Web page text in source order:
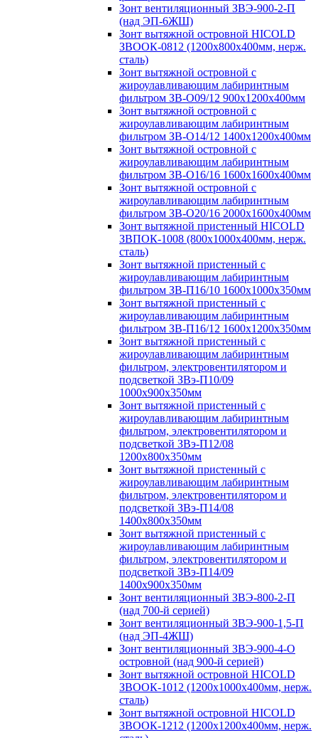
Зонт вентиляционный ЗВЭ-900-2-П
(над ЭП-6ЖШ)
Зонт вытяжной островной HICOLD
ЗВООК-0812 (1200х800x400мм, нерж.
сталь)
Зонт вытяжной островной с
жироулавливающим лабиринтным
фильтром ЗВ-О09/12 900х1200х400мм
Зонт вытяжной островной с
жироулавливающим лабиринтным
фильтром ЗВ-О14/12 1400х1200х400мм
Зонт вытяжной островной с
жироулавливающим лабиринтным
фильтром ЗВ-О16/16 1600х1600х400мм
Зонт вытяжной островной с
жироулавливающим лабиринтным
фильтром ЗВ-О20/16 2000х1600х400мм
Зонт вытяжной пристенный HICOLD
ЗВПОК-1008 (800х1000х400мм, нерж.
сталь)
Зонт вытяжной пристенный с
жироулавливающим лабиринтным
фильтром ЗВ-П16/10 1600х1000х350мм
Зонт вытяжной пристенный с
жироулавливающим лабиринтным
фильтром ЗВ-П16/12 1600х1200х350мм
Зонт вытяжной пристенный с
жироулавливающим лабиринтным
фильтром, электровентилятором и
подсветкой ЗВэ-П10/09
1000х900х350мм
Зонт вытяжной пристенный с
жироулавливающим лабиринтным
фильтром, электровентилятором и
подсветкой ЗВэ-П12/08
1200х800х350мм
Зонт вытяжной пристенный с
жироулавливающим лабиринтным
фильтром, электровентилятором и
подсветкой ЗВэ-П14/08
1400х800х350мм
Зонт вытяжной пристенный с
жироулавливающим лабиринтным
фильтром, электровентилятором и
подсветкой ЗВэ-П14/09
1400х900х350мм
Зонт вентиляционный ЗВЭ-800-2-П
(над 700-й серией)
Зонт вентиляционный ЗВЭ-900-1,5-П
(над ЭП-4ЖШ)
Зонт вентиляционный ЗВЭ-900-4-О
островной (над 900-й серией)
Зонт вытяжной островной HICOLD
ЗВООК-1012 (1200х1000х400мм, нерж.
сталь)
Зонт вытяжной островной HICOLD
ЗВООК-1212 (1200x1200x400мм, нерж.